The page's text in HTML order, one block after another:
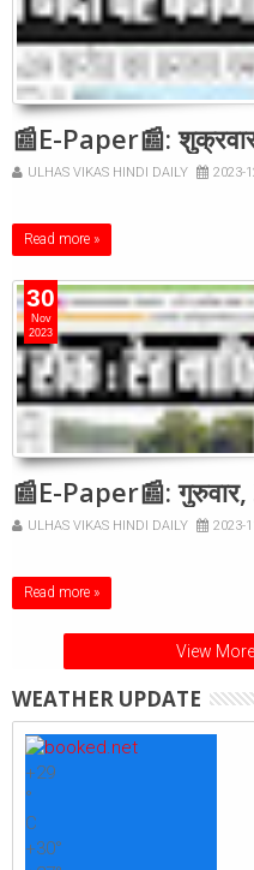
📰E-Paper📰:
ULHAS VIKAS HINDI DAILY 2023-
Read more »
30
Nov
2023
📰E-Paper📰:
ULHAS VIKAS HINDI DAILY 2023-
Read more »
View
WEATHER UPDATE
+29
°
C
+30°